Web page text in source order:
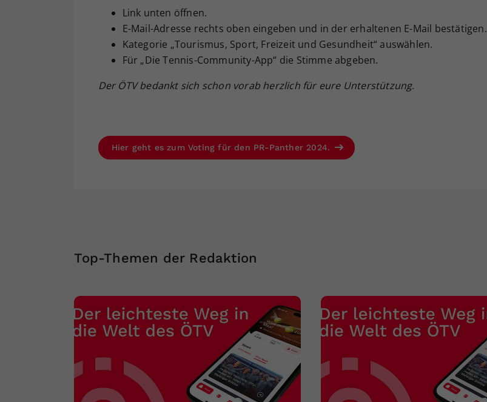
Link unten öffnen.
E-Mail-Adresse rechts oben eingeben und in der erhaltenen E-Mail bestätigen.
Kategorie „Tourismus, Sport, Freizeit und Gesundheit“ auswählen.
Für „Die Tennis-Community-App“ die Stimme abgeben.
Der ÖTV bedankt sich schon vorab herzlich für eure Unterstützung.
Hier geht es zum Voting für den PR-Panther 2024.
Top-Themen der Redaktion